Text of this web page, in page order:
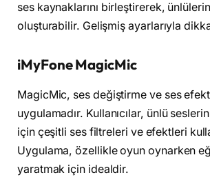
ses kaynaklarını birleştirerek, ünlülerin
oluşturabilir. Gelişmiş ayarlarıyla
iMyFone MagicMic
MagicMic, ses değiştirme ve ses
uygulamadır. Kullanıcılar, ünlü
için çeşitli ses filtreleri ve efektleri
Uygulama, özellikle oyun oynarken
yaratmak için idealdir.